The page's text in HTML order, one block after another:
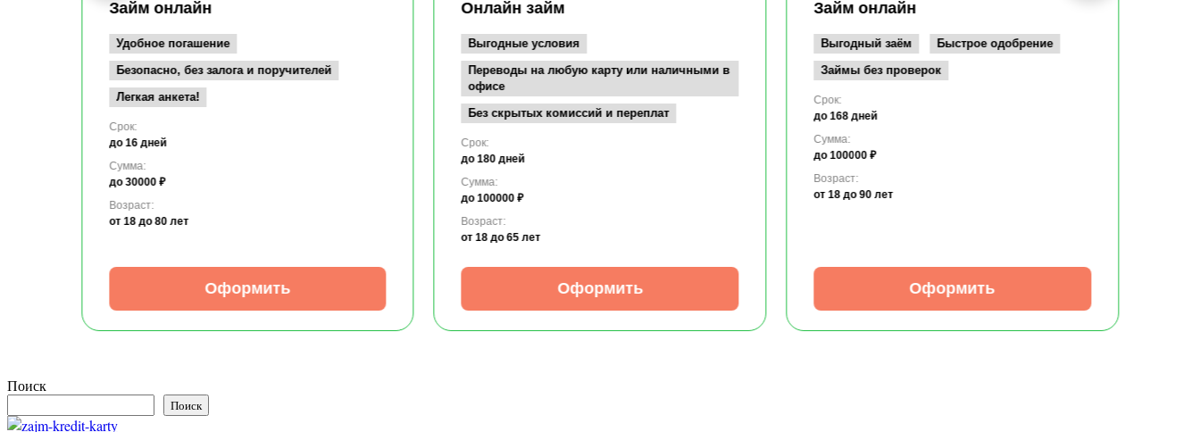
Займ онлайн
Удобное погашение
Безопасно, без залога и поручителей
Легкая анкета!
Срок:
до 16 дней
Сумма:
до 30000 ₽
Возраст:
от 18 до 80 лет
Оформить
Онлайн займ
Выгодные условия
Переводы на любую карту или наличными в
офисе
Без скрытых комиссий и переплат
Срок:
до 180 дней
Сумма:
до 100000 ₽
Возраст:
от 18 до 65 лет
Оформить
Займ онлайн
Выгодный заём
Быстрое одобрение
Займы без проверок
Срок:
до 168 дней
Сумма:
до 100000 ₽
Возраст:
от 18 до 90 лет
Оформить
Поиск
Поиск